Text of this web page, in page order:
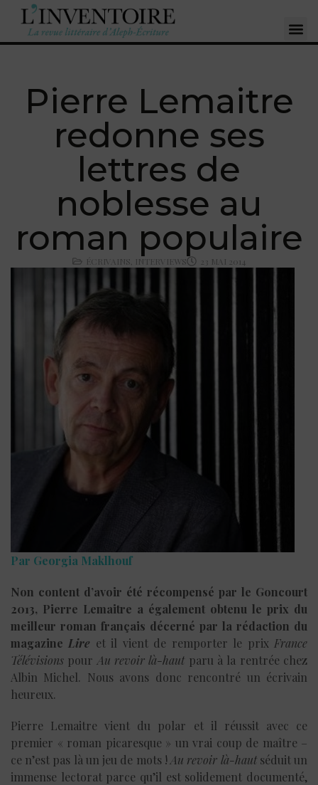
Pierre Lemaitre
redonne ses
lettres de
noblesse au
roman populaire
ÉCRIVAINS INTERVIEWS 23 MAI 2014
Par Georgia Maklhouf
Non content d’avoir été récompensé par le Goncourt
2013, Pierre Lemaitre a également obtenu le prix du
meilleur roman français décerné par la rédaction du
magazine Lire et il vient de remporter le prix France
Télévisions pour Au revoir là-haut paru à la rentrée chez
Albin Michel. Nous avons donc rencontré un écrivain
heureux.
Pierre Lemaitre vient du polar et il réussit avec ce
premier « roman picaresque » un vrai coup de maître –
ce n’est pas là un jeu de mots !Au revoir là-haut séduit un
immense lectorat parce qu’il est solidement documenté,